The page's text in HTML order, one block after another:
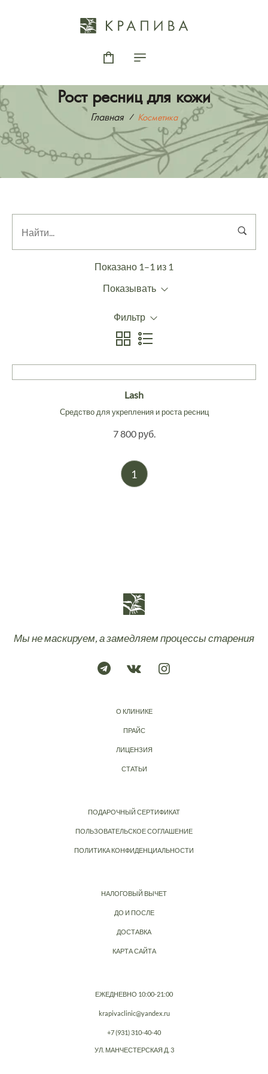
Рост ресниц для кожи
Главная Косметика
Показано 1–1 из 1
Показывать
Фильтр
Lash
Средство для укрепления и роста ресниц
7 800 руб.
1
Мы не маскируем, а замедляем процессы старения
О КЛИНИКЕ
ПРАЙС
ЛИЦЕНЗИЯ
СТАТЬИ
ПОДАРОЧНЫЙ СЕРТИФИКАТ
ПОЛЬЗОВАТЕЛЬСКОЕ СОГЛАШЕНИЕ
ПОЛИТИКА КОНФИДЕНЦИАЛЬНОСТИ
НАЛОГОВЫЙ ВЫЧЕТ
ДО И ПОСЛЕ
ДОСТАВКА
КАРТА САЙТА
ЕЖЕДНЕВНО 10:00-21:00
krapivaclinic@yandex.ru
+7 (931) 310-40-40
УЛ. МАНЧЕСТЕРСКАЯ Д. 3